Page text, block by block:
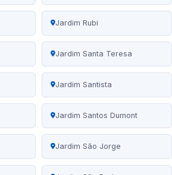
Jardim Rubi
Jardim Santa Teresa
Jardim Santista
Jardim Santos Dumont
Jardim São Jorge